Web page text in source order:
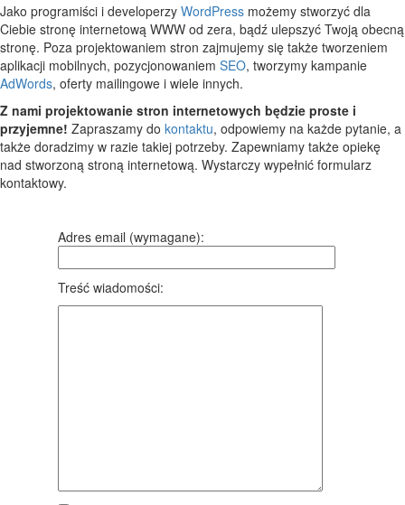
Jako programiści i developerzy WordPress możemy stworzyć dla
Ciebie stronę internetową WWW od zera, bądź ulepszyć Twoją obecną
stronę. Poza projektowaniem stron zajmujemy się także tworzeniem
aplikacji mobilnych, pozycjonowaniem SEO, tworzymy kampanie
AdWords, oferty mailingowe i wiele innych.
Z nami projektowanie stron internetowych będzie proste i
przyjemne! Zapraszamy do kontaktu, odpowiemy na każde pytanie, a
także doradzimy w razie takiej potrzeby. Zapewniamy także opiekę
nad stworzoną stroną internetową. Wystarczy wypełnić formularz
kontaktowy.
Adres email (wymagane):
Treść wiadomości: